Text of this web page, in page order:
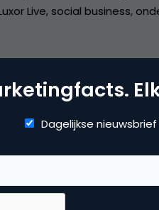
Live, social business,
Commerce Dagelijkse nieuwsbrief